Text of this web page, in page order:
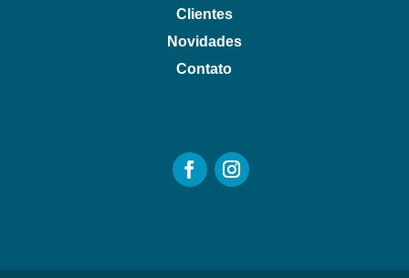
Clientes
Novidades
Contato